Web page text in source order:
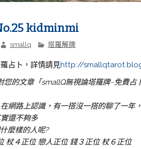
kidminmi
smallq 塔羅解牌
占卜，詳情請見http://
的文章「smallQ無視論塔羅牌~免費占
網路上認識，有一搭沒一搭的聊了一年
還不夠多
麼樣的人呢?
杖４正位 戀人正位 錢３正位 杖６正位